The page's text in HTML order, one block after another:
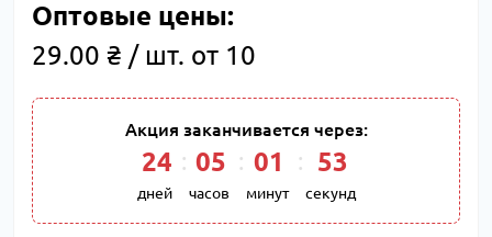
Оптовые цены:
29.00 ₴ / шт. от 10
Акция заканчивается через:
24
дней
: 05
часов
: 01
минут
: 52
секунд